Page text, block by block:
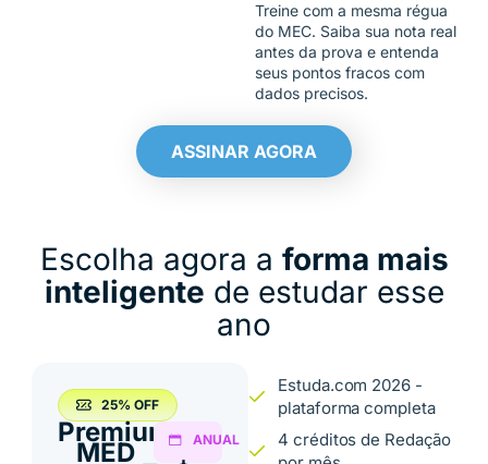
Treine com a mesma régua
do MEC. Saiba sua nota real
antes da prova e entenda
seus pontos fracos com
dados precisos.
ASSINAR AGORA
Escolha agora a forma mais
inteligente de estudar esse
ano
25% OFF
Premium
MED ANUAL
Estuda.com 2026 -
plataforma completa
4 créditos de Redação